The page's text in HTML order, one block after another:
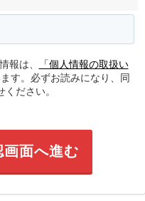
報は、
「個人情報の取扱い
す。必ずお読みになり、同
ださい。
画面へ進む